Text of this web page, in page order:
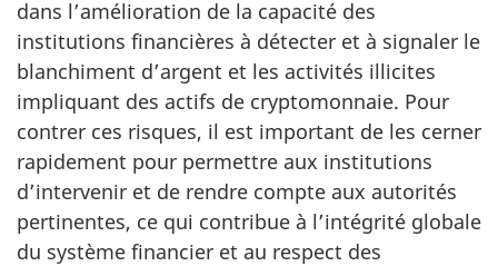
dans l’amélioration de la capacité des
institutions financières à détecter et à signaler le
blanchiment d’argent et les activités illicites
impliquant des actifs de cryptomonnaie. Pour
contrer ces risques, il est important de les cerner
rapidement pour permettre aux institutions
d’intervenir et de rendre compte aux autorités
pertinentes, ce qui contribue à l’intégrité globale
du système financier et au respect des